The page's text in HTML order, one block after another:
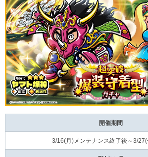
開催期間
3/16(月)メンテナンス終了後～3/